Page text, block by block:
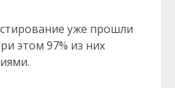
уже прошли
этом 97% из них